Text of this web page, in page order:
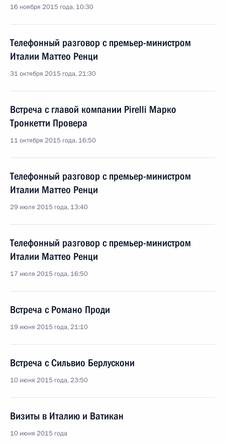
16 ноября 2015 года, 10:30
Телефонный разговор с премьер-министром
Италии Маттео Ренци
31 октября 2015 года, 21:30
Встреча с главой компании Pirelli Марко
Тронкетти Провера
11 октября 2015 года, 16:50
Телефонный разговор с премьер-министром
Италии Маттео Ренци
29 июля 2015 года, 13:40
Телефонный разговор с премьер-министром
Италии Маттео Ренци
17 июля 2015 года, 16:50
Встреча с Романо Проди
19 июня 2015 года, 21:10
Встреча с Сильвио Берлускони
10 июня 2015 года, 23:50
Визиты в Италию и Ватикан
10 июня 2015 года